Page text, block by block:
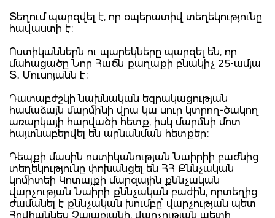
Տեղում պարզվել է, որ օպերատիվ տեղեկությունը
հավաստի է։
Ոստիկաններն ու պարեկները պարզել են, որ
մահացածը Նոր Հաճն քաղաքի բնակիչ 25-ամյա
Տ․ Մուսոյանն է։
Դատաբժշկի նախնական եզրակացության
համաձայն մարմինի վրա կա սուր կտրող-ծակող
առարկայի հարվածի հետք, իսկ մարմնի մոտ
հայտնաբերվել են արնանման հետքեր։
Դեպքի մասին ոստիկանության Նաիրիի բաժնից
տեղեկությունը փոխանցել են ՀՀ Քննչական
կոմիտեի Կոտայքի մարզային քննչական
վարչության Նաիրի քննչական բաժին, որտեղից
ժամանել է քննչական խումբը՝ վարչության պետ
Հովհաննես Չալաբյանի, վարչության պետի